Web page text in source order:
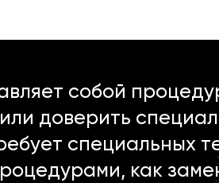
собой
доверить
специальных
как